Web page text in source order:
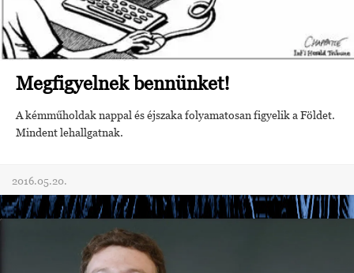
Megfigyelnek bennünket!
A kémműholdak nappal és éjszaka folyamatosan figyelik a Földet.
Mindent lehallgatnak.
2016.05.20.